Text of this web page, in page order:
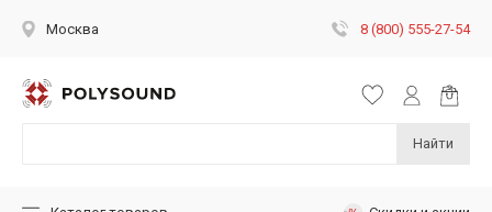
Москва 8 (800) 555-27-54
Найти